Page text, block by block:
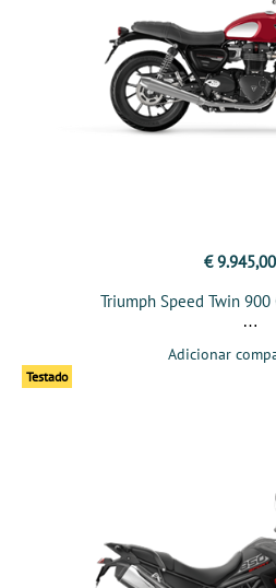
€ 9.945,00
Triumph Speed Twin
Adicionar
Testado